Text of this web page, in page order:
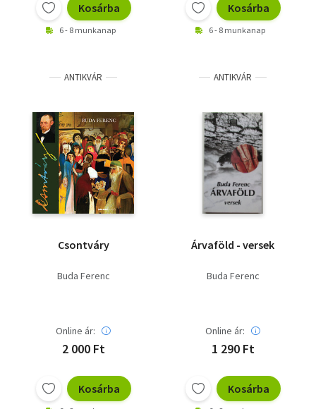
Kosárba
6 - 8 munkanap
Kosárba
6 - 8 munkanap
ANTIKVÁR
Csontváry
Buda Ferenc
Online ár:
2 000 Ft
Kosárba
ANTIKVÁR
Árvaföld - versek
Buda Ferenc
Online ár:
1 290 Ft
Kosárba